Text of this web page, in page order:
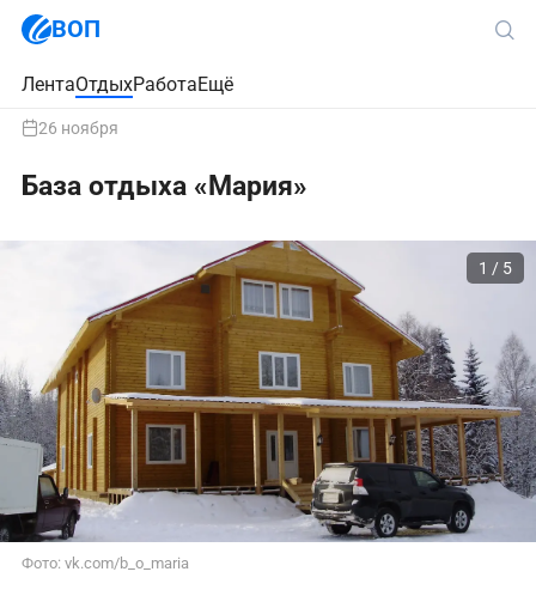
ВОП
ЛентаОтдыхРаботаЕщё
26 ноября
База отдыха «Мария»
Фото: vk.com/b_o_maria
1 / 5